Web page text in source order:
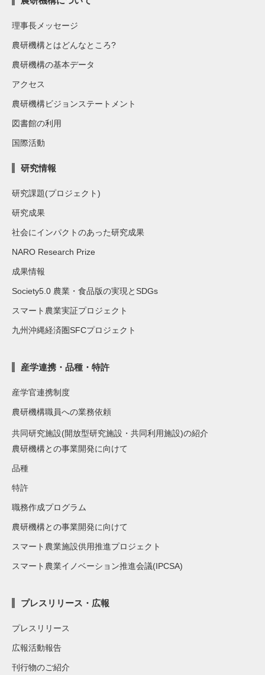
理事長メッセージ
農研機構とはどんなところ?
農研機構の基本データ
アクセス
農研機構ビジョンステートメント
図書館の利用
国際活動
研究情報
研究課題(プロジェクト)
研究成果
社会にインパクトのあった研究成果
NARO Research Prize
成果情報
Society5.0 農業・食品版の実現とSDGs
スマート農業実証プロジェクト
九州沖縄経済圏SFCプロジェクト
産学連携・品種・特許
産学官連携制度
農研機構職員への業務依頼
共同研究施設(開放型研究施設・共同利用施設)の紹介
農研機構との事業開発に向けて
品種
特許
職務作成プログラム
農研機構との事業開発に向けて
スマート農業施設供用推進プロジェクト
スマート農業イノベーション推進会議(IPCSA)
プレスリリース・広報
プレスリリース
広報活動報告
刊行物のご紹介